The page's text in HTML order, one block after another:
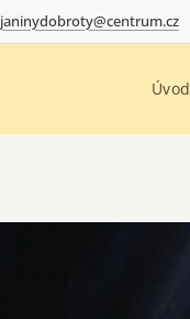
janinydobroty@centrum.cz
Úvod